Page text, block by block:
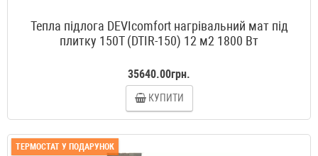
Тепла підлога DEVIcomfort нагрівальний мат під
плитку 150T (DTIR-150) 12 м2 1800 Вт
35640.00грн.
КУПИТИ
ТЕРМОСТАТ У ПОДАРУНОК